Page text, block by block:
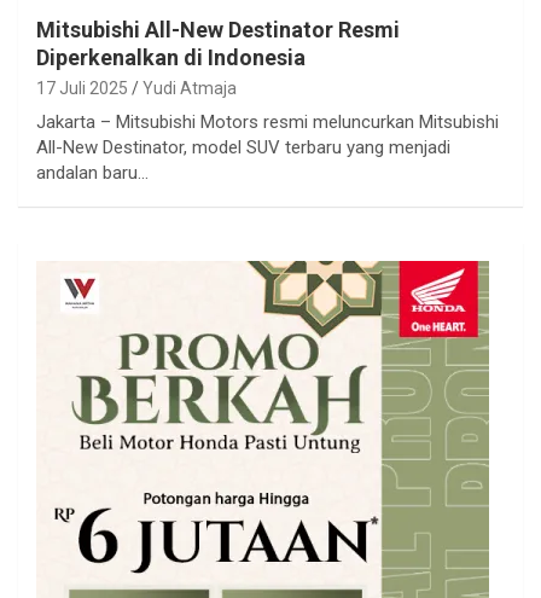
Mitsubishi All-New Destinator Resmi
Diperkenalkan di Indonesia
17 Juli 2025 Yudi Atmaja
Jakarta – Mitsubishi Motors resmi meluncurkan Mitsubishi
All-New Destinator, model SUV terbaru yang menjadi
andalan baru…